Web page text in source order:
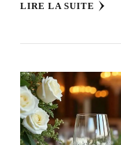
LIRE LA SUITE